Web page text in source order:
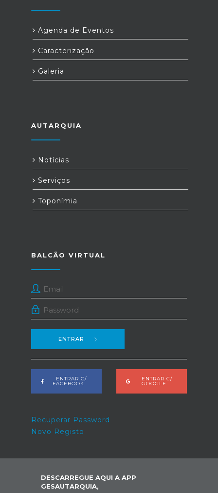
Agenda de Eventos
Caracterização
Galeria
AUTARQUIA
Notícias
Serviços
Toponímia
BALCÃO VIRTUAL
ENTRAR
ENTRAR C/
FACEBOOK
ENTRAR C/
GOOGLE
Recuperar Password
Novo Registo
DESCARREGUE AQUI A APP
GESAUTARQUIA,